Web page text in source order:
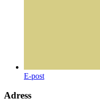
E-post
Adress